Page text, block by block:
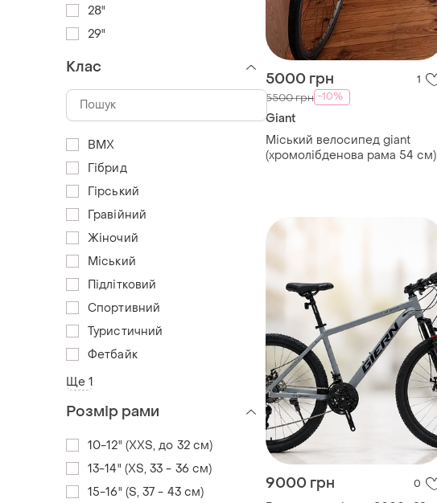
5000 грн 1
5500 грн -10%
Giant
Міський велосипед giant
(хромолібденова рама 54 см)
9000 грн 0
28"
29"
Клас
BMX
Гібрид
Гірський
Гравійний
Жіночий
Міський
Підлітковий
Спортивний
Туристичний
Фетбайк
Ще 1
Розмір рами
10-12" (XXS, до 32 см)
13-14" (XS, 33 - 36 см)
15-16" (S, 37 - 43 см)